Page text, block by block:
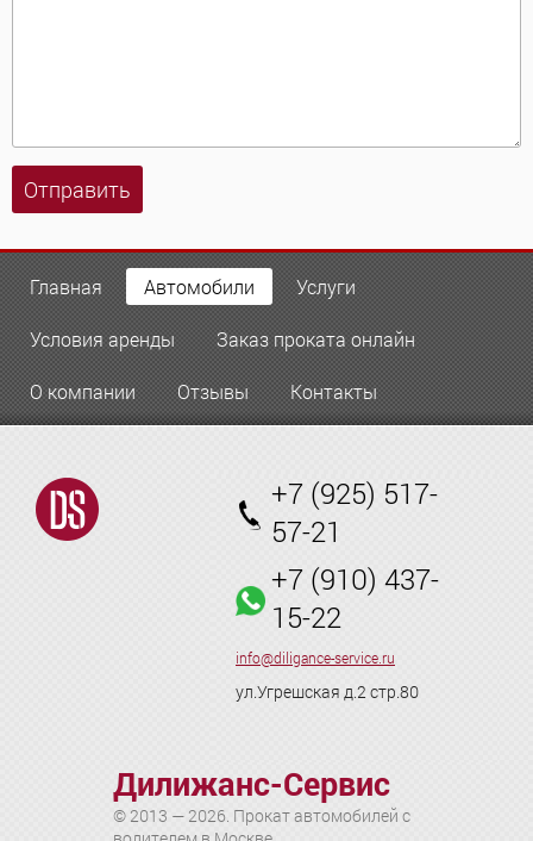
Отправить
Главная Автомобили Услуги
Условия аренды Заказ проката онлайн
О компании Отзывы Контакты
+7 (925) 517-
57-21
+7 (910) 437-
15-22
info@diligance-service.ru
ул.Угрешская д.2 стр.80
Дилижанс-Сервис
© 2013 — 2026. Прокат автомобилей с